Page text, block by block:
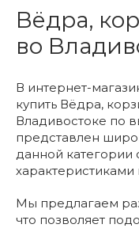
Вёдра,
во
В интернет-
купить Вёдра,
Владивостоке по
представлен
данной категории
Мы предлагаем
что позволяет